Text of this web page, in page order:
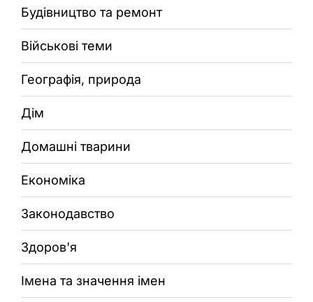
Будівництво та ремонт
Військові теми
Географія, природа
Дім
Домашні тварини
Економіка
Законодавство
Здоров'я
Імена та значення імен